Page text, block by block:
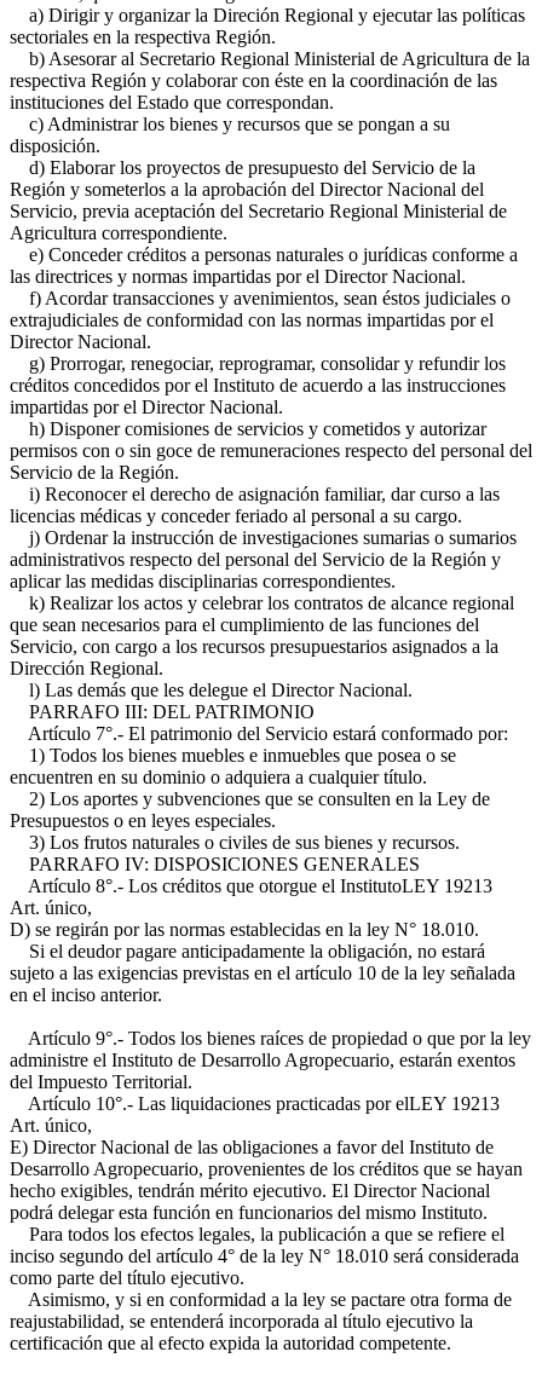
a) Dirigir y organizar la Direción Regional y ejecutar las políticas
sectoriales en la respectiva Región.
b) Asesorar al Secretario Regional Ministerial de Agricultura de la
respectiva Región y colaborar con éste en la coordinación de las
instituciones del Estado que correspondan.
c) Administrar los bienes y recursos que se pongan a su
disposición.
d) Elaborar los proyectos de presupuesto del Servicio de la
Región y someterlos a la aprobación del Director Nacional del
Servicio, previa aceptación del Secretario Regional Ministerial de
Agricultura correspondiente.
e) Conceder créditos a personas naturales o jurídicas conforme a
las directrices y normas impartidas por el Director Nacional.
f) Acordar transacciones y avenimientos, sean éstos judiciales o
extrajudiciales de conformidad con las normas impartidas por el
Director Nacional.
g) Prorrogar, renegociar, reprogramar, consolidar y refundir los
créditos concedidos por el Instituto de acuerdo a las instrucciones
impartidas por el Director Nacional.
h) Disponer comisiones de servicios y cometidos y autorizar
permisos con o sin goce de remuneraciones respecto del personal del
Servicio de la Región.
i) Reconocer el derecho de asignación familiar, dar curso a las
licencias médicas y conceder feriado al personal a su cargo.
j) Ordenar la instrucción de investigaciones sumarias o sumarios
administrativos respecto del personal del Servicio de la Región y
aplicar las medidas disciplinarias correspondientes.
k) Realizar los actos y celebrar los contratos de alcance regional
que sean necesarios para el cumplimiento de las funciones del
Servicio, con cargo a los recursos presupuestarios asignados a la
Dirección Regional.
l) Las demás que les delegue el Director Nacional.
PARRAFO III: DEL PATRIMONIO
Artículo 7°.- El patrimonio del Servicio estará conformado por:
1) Todos los bienes muebles e inmuebles que posea o se
encuentren en su dominio o adquiera a cualquier título.
2) Los aportes y subvenciones que se consulten en la Ley de
Presupuestos o en leyes especiales.
3) Los frutos naturales o civiles de sus bienes y recursos.
PARRAFO IV: DISPOSICIONES GENERALES
Artículo 8°.- Los créditos que otorgue el InstitutoLEY 19213
Art. único,
D) se regirán por las normas establecidas en la ley N° 18.010.
Si el deudor pagare anticipadamente la obligación, no estará
sujeto a las exigencias previstas en el artículo 10 de la ley señalada
en el inciso anterior.
Artículo 9°.- Todos los bienes raíces de propiedad o que por la ley
administre el Instituto de Desarrollo Agropecuario, estarán exentos
del Impuesto Territorial.
Artículo 10°.- Las liquidaciones practicadas por elLEY 19213
Art. único,
E) Director Nacional de las obligaciones a favor del Instituto de
Desarrollo Agropecuario, provenientes de los créditos que se hayan
hecho exigibles, tendrán mérito ejecutivo. El Director Nacional
podrá delegar esta función en funcionarios del mismo Instituto.
Para todos los efectos legales, la publicación a que se refiere el
inciso segundo del artículo 4° de la ley N° 18.010 será considerada
como parte del título ejecutivo.
Asimismo, y si en conformidad a la ley se pactare otra forma de
reajustabilidad, se entenderá incorporada al título ejecutivo la
certificación que al efecto expida la autoridad competente.